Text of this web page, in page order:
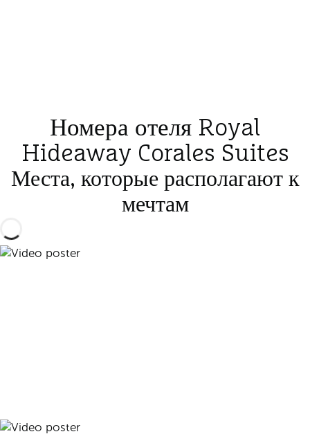
Номера отеля Royal
Hideaway Corales Suites
Места, которые располагают к
мечтам
Воспроизвести видео